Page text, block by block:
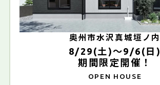
奥州市水沢真城垣ノ内
8/29(土)～9/6(日)
期間限定開催！
OPEN HOUSE